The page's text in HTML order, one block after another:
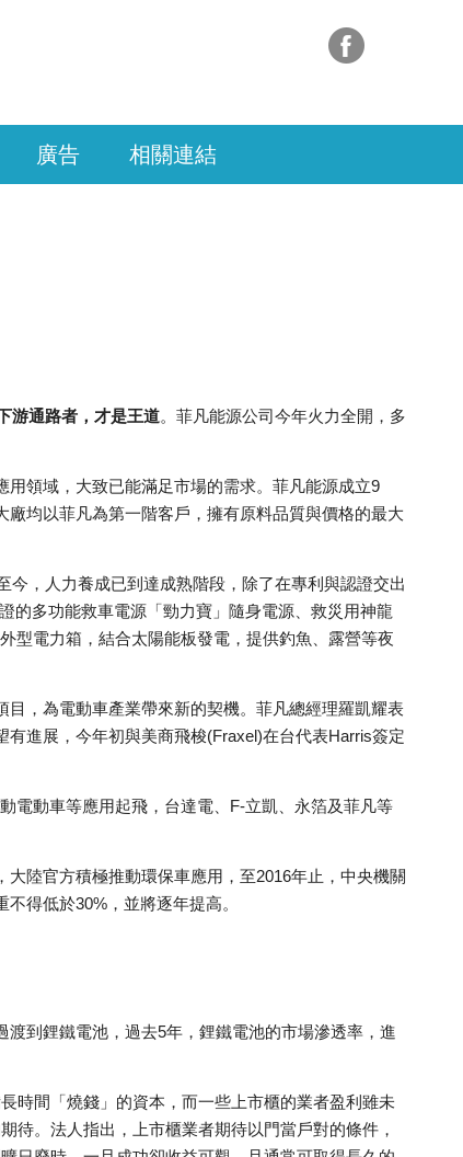
廣告 相關連結
游通路者，才是王道。菲凡能源公司今年火力全開，多
領域，大致已能滿足市場的需求。菲凡能源成立9
均以菲凡為第一階客戶，擁有原料品質與價格的最大
，人力養成已到達成熟階段，除了在專利與認證交出
的多功能救車電源「勁力寶」隨身電源、救災用神龍
型電力箱，結合太陽能板發電，提供釣魚、露營等夜
，為電動車產業帶來新的契機。菲凡總經理羅凱耀表
進展，今年初與美商飛梭(Fraxel)在台代表Harris簽定
電動車等應用起飛，台達電、F-立凱、永箔及菲凡等
陸官方積極推動環保車應用，至2016年止，中央機關
得低於30%，並將逐年提高。
到鋰鐵電池，過去5年，鋰鐵電池的市場滲透率，進
時間「燒錢」的資本，而一些上市櫃的業者盈利雖未
待。法人指出，上市櫃業者期待以門當戶對的條件，